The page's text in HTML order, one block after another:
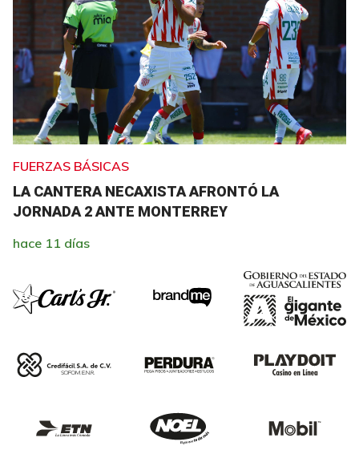
FUERZAS BÁSICAS
LA CANTERA NECAXISTA AFRONTÓ LA
JORNADA 2 ANTE MONTERREY
hace 11 días